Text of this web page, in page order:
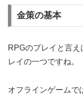
金策の基本
RPGのプレイと言
レイの一つですね。
オフラインゲームで